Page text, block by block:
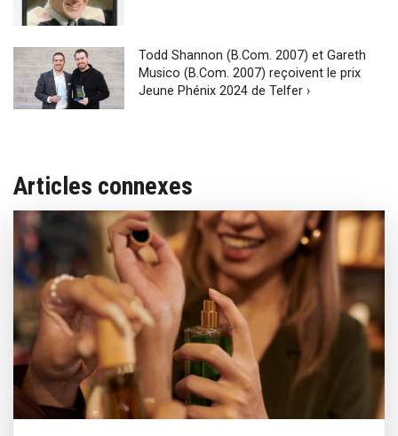
Todd Shannon (B.Com. 2007) et Gareth
Musico (B.Com. 2007) reçoivent le prix
Jeune Phénix 2024 de Telfer ›
Articles connexes